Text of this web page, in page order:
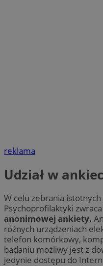
reklama
Udział w
W celu zebrania
Psychoprofilaktyki
anonimowej ankiety.
różnych urządzeniach
telefon komórkowy,
badaniu możliwy jest z
jedynie dostępu do